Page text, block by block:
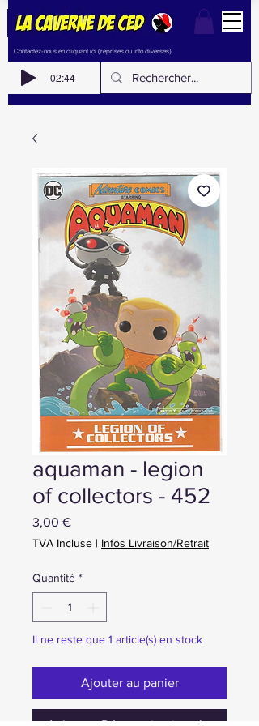
Contactez-nous en cliquant ici (reprises ou info diverses)
-02:44
aquaman - legion
of collectors - 452
3,00 €Prix
TVA Incluse | Infos Livraison/Retrait
Quantité *
Il ne reste que 1 article(s) en stock
Ajouter au panier